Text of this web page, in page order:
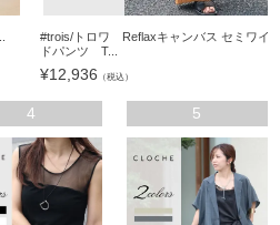
#trois/トロワ Reflaxキャンバス セミワイ
ドパンツ T...
¥12,936 （税込）
4 5